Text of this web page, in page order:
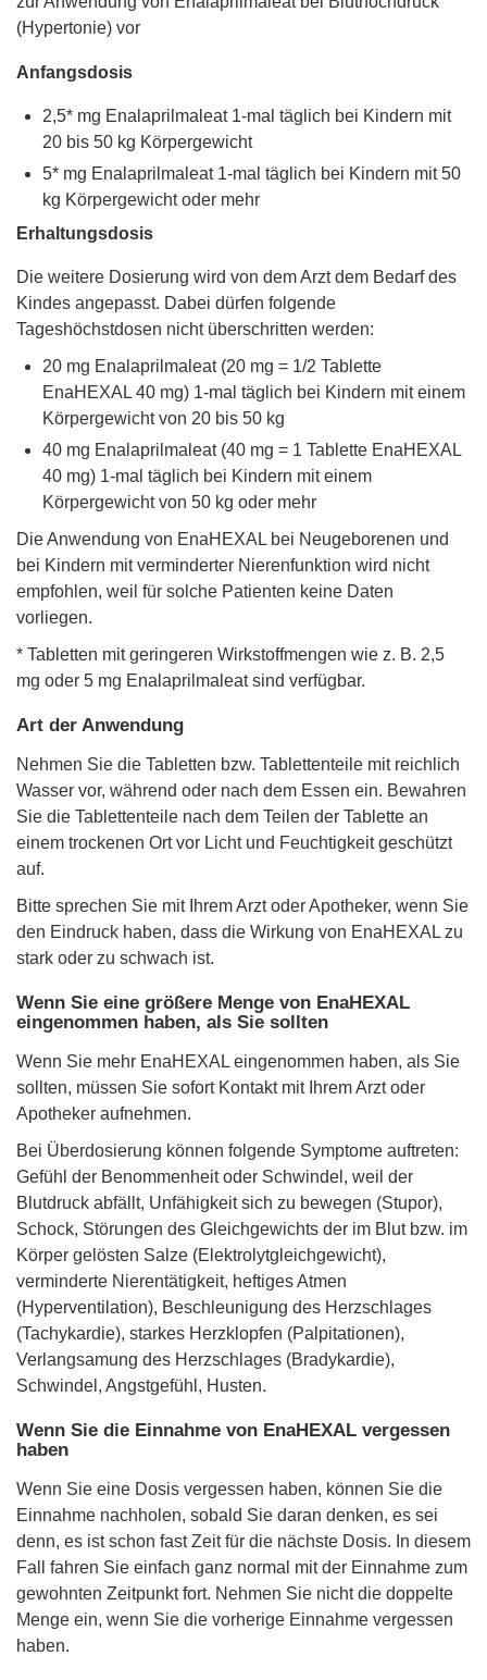
(Hypertonie) vor
Anfangsdosis
2,5* mg Enalaprilmaleat 1-mal täglich bei Kindern mit
20 bis 50 kg Körpergewicht
5* mg Enalaprilmaleat 1-mal täglich bei Kindern mit 50
kg Körpergewicht oder mehr
Erhaltungsdosis
Die weitere Dosierung wird von dem Arzt dem Bedarf des
Kindes angepasst. Dabei dürfen folgende
Tageshöchstdosen nicht überschritten werden:
20 mg Enalaprilmaleat (20 mg = 1/2 Tablette
EnaHEXAL 40 mg) 1-mal täglich bei Kindern mit einem
Körpergewicht von 20 bis 50 kg
40 mg Enalaprilmaleat (40 mg = 1 Tablette EnaHEXAL
40 mg) 1-mal täglich bei Kindern mit einem
Körpergewicht von 50 kg oder mehr
Die Anwendung von EnaHEXAL bei Neugeborenen und
bei Kindern mit verminderter Nierenfunktion wird nicht
empfohlen, weil für solche Patienten keine Daten
vorliegen.
* Tabletten mit geringeren Wirkstoffmengen wie z. B. 2,5
mg oder 5 mg Enalaprilmaleat sind verfügbar.
Art der Anwendung
Nehmen Sie die Tabletten bzw. Tablettenteile mit reichlich
Wasser vor, während oder nach dem Essen ein. Bewahren
Sie die Tablettenteile nach dem Teilen der Tablette an
einem trockenen Ort vor Licht und Feuchtigkeit geschützt
auf.
Bitte sprechen Sie mit Ihrem Arzt oder Apotheker, wenn Sie
den Eindruck haben, dass die Wirkung von EnaHEXAL zu
stark oder zu schwach ist.
Wenn Sie eine größere Menge von EnaHEXAL
eingenommen haben, als Sie sollten
Wenn Sie mehr EnaHEXAL eingenommen haben, als Sie
sollten, müssen Sie sofort Kontakt mit Ihrem Arzt oder
Apotheker aufnehmen.
Bei Überdosierung können folgende Symptome auftreten:
Gefühl der Benommenheit oder Schwindel, weil der
Blutdruck abfällt, Unfähigkeit sich zu bewegen (Stupor),
Schock, Störungen des Gleichgewichts der im Blut bzw. im
Körper gelösten Salze (Elektrolytgleichgewicht),
verminderte Nierentätigkeit, heftiges Atmen
(Hyperventilation), Beschleunigung des Herzschlages
(Tachykardie), starkes Herzklopfen (Palpitationen),
Verlangsamung des Herzschlages (Bradykardie),
Schwindel, Angstgefühl, Husten.
Wenn Sie die Einnahme von EnaHEXAL vergessen
haben
Wenn Sie eine Dosis vergessen haben, können Sie die
Einnahme nachholen, sobald Sie daran denken, es sei
denn, es ist schon fast Zeit für die nächste Dosis. In diesem
Fall fahren Sie einfach ganz normal mit der Einnahme zum
gewohnten Zeitpunkt fort. Nehmen Sie nicht die doppelte
Menge ein, wenn Sie die vorherige Einnahme vergessen
haben.